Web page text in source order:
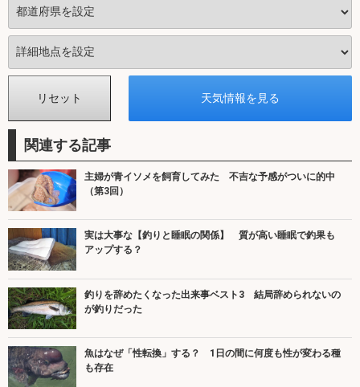
関連する記事
主婦が青イソメを飼育してみた 不吉な予感がついに的中
（第3回）
実は大事な【釣りと睡眠の関係】 質が高い睡眠で釣果も
アップする？
釣りを辞めたくなった出来事ベスト3 結局辞められないの
が釣りだった
魚はなぜ「性転換」する？ 1日の間に何度も性が変わる種
も存在